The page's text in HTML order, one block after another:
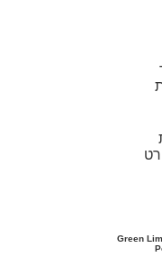
Green